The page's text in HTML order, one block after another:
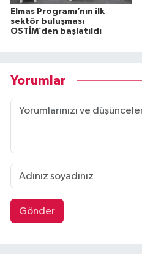
Elmas Programı’nın ilk
sektör buluşması
OSTİM’den başlatıldı
Yorumlar
Gönder